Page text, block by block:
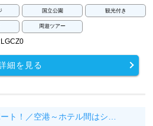
国立公園 観光付き
周遊ツアー
細を見る
ト！／空港～ホテル間はシ…